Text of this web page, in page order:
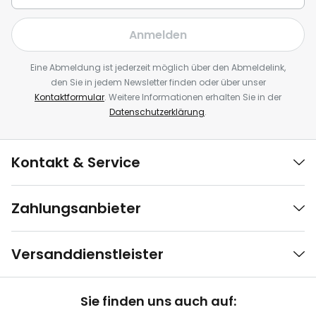
Anmelden
Eine Abmeldung ist jederzeit möglich über den Abmeldelink,
den Sie in jedem Newsletter finden oder über unser
Kontaktformular. Weitere Informationen erhalten Sie in der
Datenschutzerklärung.
Kontakt & Service
Zahlungsanbieter
Versanddienstleister
Sie finden uns auch auf: